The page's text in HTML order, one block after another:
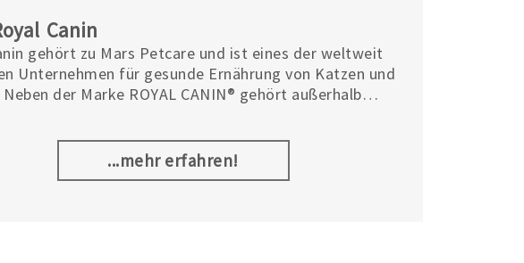
Canin
gehört zu Mars Petcare und ist eines der weltweit
Unternehmen für gesunde Ernährung von Katzen und
Neben der Marke ROYAL CANIN® gehört außerhalb
für Hunde, zum Unternehmen Royal Canin.
...mehr erfahren!